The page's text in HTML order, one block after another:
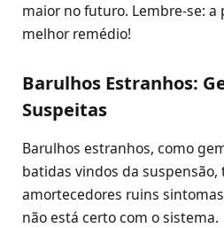
maior no futuro. Lembre-se: a
melhor remédio!
Barulhos Estranhos:
Suspeitas
Barulhos estranhos, como
batidas vindos da
amortecedores ruins
não está certo com o sistema.